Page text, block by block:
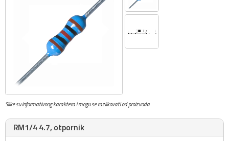
Slike su informativnog karaktera i mogu se razlikovati od proizvoda
RM1/4 4.7, otpornik